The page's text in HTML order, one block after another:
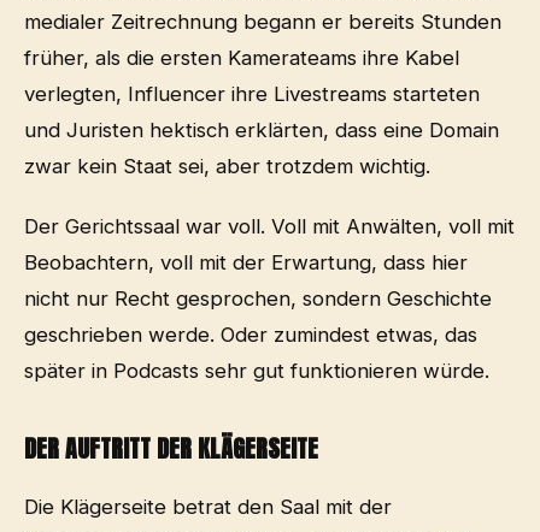
medialer Zeitrechnung begann er bereits Stunden
früher, als die ersten Kamerateams ihre Kabel
verlegten, Influencer ihre Livestreams starteten
und Juristen hektisch erklärten, dass eine Domain
zwar kein Staat sei, aber trotzdem wichtig.
Der Gerichtssaal war voll. Voll mit Anwälten, voll mit
Beobachtern, voll mit der Erwartung, dass hier
nicht nur Recht gesprochen, sondern Geschichte
geschrieben werde. Oder zumindest etwas, das
später in Podcasts sehr gut funktionieren würde.
DER AUFTRITT DER KLÄGERSEITE
Die Klägerseite betrat den Saal mit der